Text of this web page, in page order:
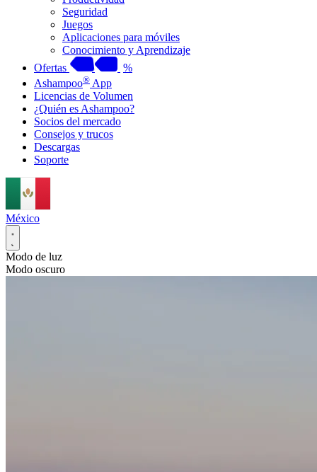
Seguridad
Juegos
Aplicaciones para móviles
Conocimiento y Aprendizaje
Ofertas
%
Ashampoo® App
Licencias de Volumen
¿Quién es Ashampoo?
Socios del mercado
Consejos y trucos
Descargas
Soporte
México
Modo de luz
Modo oscuro